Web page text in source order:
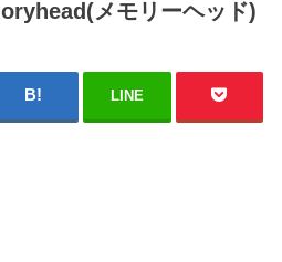
メモリーヘッド)
LINE